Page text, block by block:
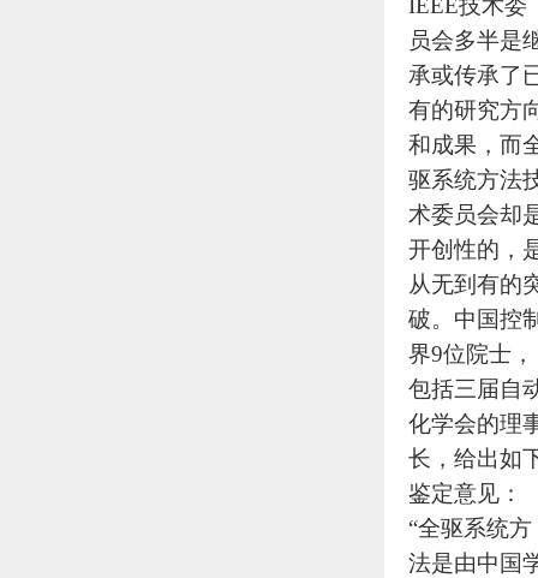
IEEE技术委
员会多半是
承或传承了
有的研究方
和成果，而
驱系统方法
术委员会却
开创性的，
从无到有的
破。中国控
界9位院士，
包括三届自
化学会的理
长，给出如
鉴定意见：
“全驱系统方
法是由中国